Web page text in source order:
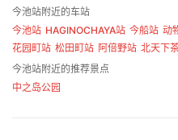
今池站附近的车站
今池站 HAGINOCHAYA站 今船站 动
花园町站 松田町站 阿倍野站 北天下
今池站附近的推荐景点
中之岛公园